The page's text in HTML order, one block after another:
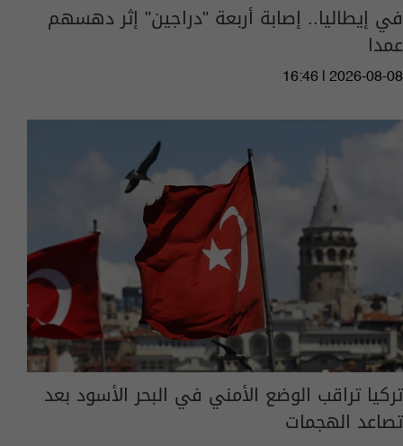
في إيطاليا.. إصابة أربعة "دراجين" إثر دهسهم
عمدا
16:46 | 2026-08-08
تركيا تراقب الوضع الأمني ​​في البحر الأسود بعد
تصاعد الهجمات